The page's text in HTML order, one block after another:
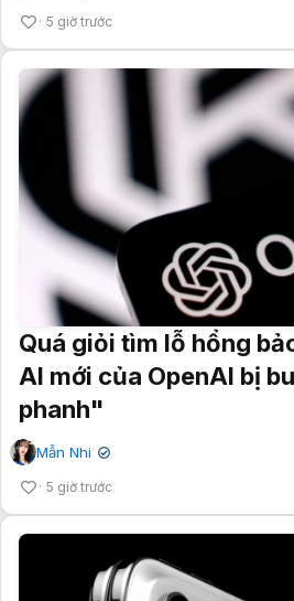
5 giờ trước
Quá giỏi tìm lỗ hổng
AI mới của OpenAI bị
phanh"
Mẫn Nhi ✔
5 giờ trước